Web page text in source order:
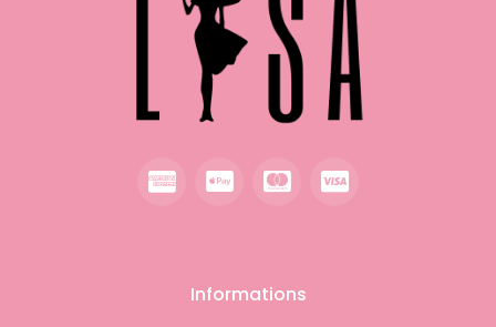
Informations